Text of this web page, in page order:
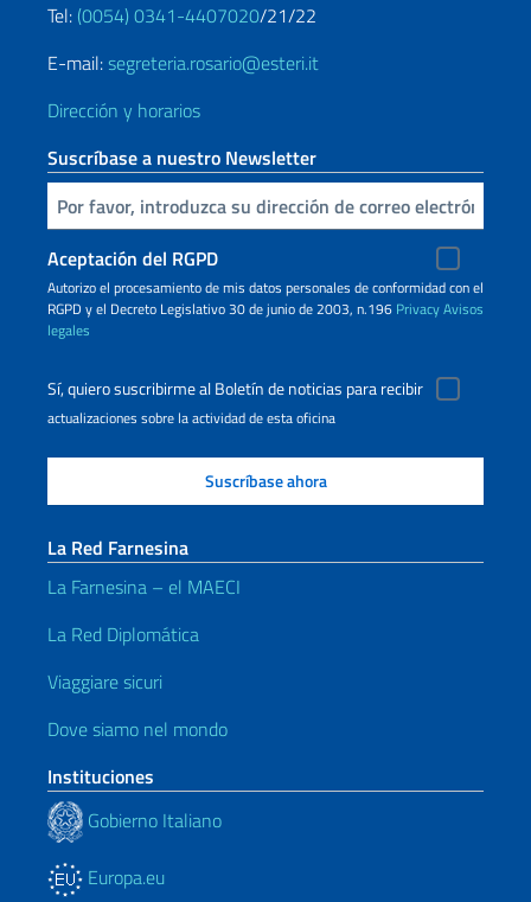
Tel: (0054) 0341-4407020/21/22
E-mail:segreteria.rosario@esteri.it
Dirección y horarios
Suscríbase a nuestro Newsletter
Inserta tu correo electronico
Aceptación del RGPD
Autorizo ​​el procesamiento de mis datos personales de conformidad con el
RGPD y el Decreto Legislativo 30 de junio de 2003, n.196 PrivacyAvisos
legales
Sí, quiero suscribirme al Boletín de noticias para recibir
actualizaciones sobre la actividad de esta oficina
La Red Farnesina
La Farnesina – el MAECI
La Red Diplomática
Viaggiare sicuri
Dove siamo nel mondo
Instituciones
Gobierno Italiano
Europa.eu